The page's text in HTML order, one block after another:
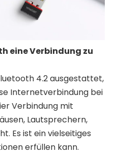
eine Verbindung zu
4.2 ausgestattet,
Internetverbindung bei
Verbindung mit
Lautsprechern,
Es ist ein vielseitiges
erfüllen kann.